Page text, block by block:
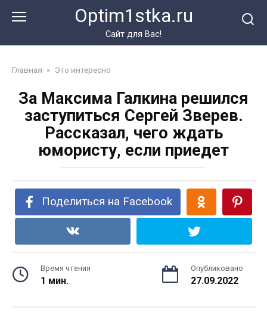
Optim1stka.ru
Сайт для Вас!
Главная » Это интересно
За Максима Галкина решился
заступиться Сергей Зверев.
Рассказал, чего ждать
юмористу, если приедет
Поделиться на Facebook
Время чтения
1 мин.
Опубликовано
27.09.2022